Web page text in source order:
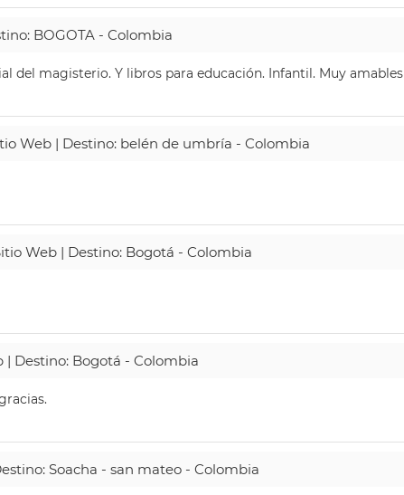
BOGOTA - Colombia
del magisterio. Y libros para educación. Infantil. Muy amables
Web | Destino: belén de umbría - Colombia
Web | Destino: Bogotá - Colombia
| Destino: Bogotá - Colombia
Soacha - san mateo - Colombia